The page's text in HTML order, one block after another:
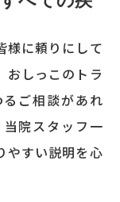
様に頼りにして
おしっこのトラ
ご相談があれ
院スタッフ一
やすい説明を心